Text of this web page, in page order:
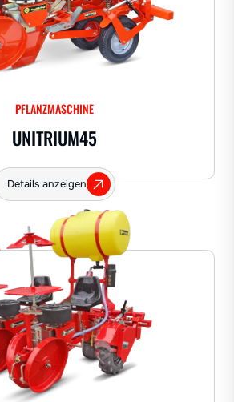
PFLANZMASCHINE
UNITRIUM45
Details anzeigen